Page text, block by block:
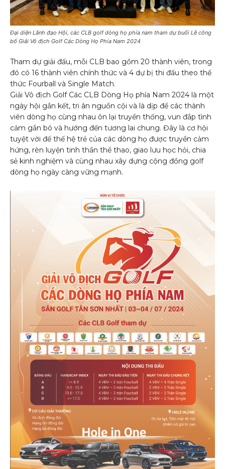
Đại diện Lãnh đạo Hội, các CLB golf dòng họ phía nam tham dự buổi Lễ công
bố Giải Vô địch Golf Các Dòng Họ Phía Nam 2024
Tham dự giải đấu, mỗi CLB bao gồm 20 thành viên, trong
đó có 16 thành viên chính thức và 4 dự bị thi đấu theo thể
thức Fourball và Single Match.
Giải Vô địch Golf Các CLB Dòng Họ phía Nam 2024 là một
ngày hội gắn kết, tri ân nguồn cội và là dịp để các thành
viên dòng họ cùng nhau ôn lại truyền thống, vun đắp tình
cảm gắn bó và hướng đến tương lai chung. Đây là cơ hội
tuyệt vời để thế hệ trẻ của các dòng họ được truyền cảm
hứng, rèn luyện tinh thần thể thao, giao lưu học hỏi, chia
sẻ kinh nghiệm và cùng nhau xây dựng cộng đồng golf
dòng họ ngày càng vững mạnh.